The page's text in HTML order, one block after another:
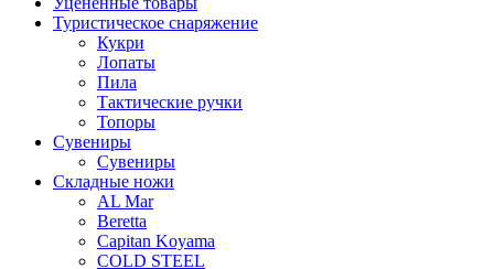
Туристическое снаряжение
Кукри
Лопаты
Пила
Тактические ручки
Топоры
Сувениры
Сувениры
Складные ножи
AL Mar
Beretta
Capitan Koyama
COLD STEEL